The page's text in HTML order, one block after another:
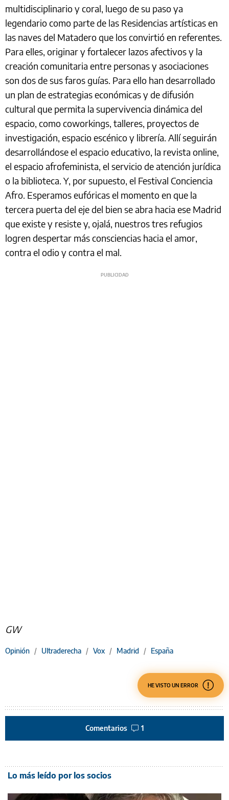
multidisciplinario y coral, luego de su paso ya
legendario como parte de las Residencias artísticas en
las naves del Matadero que los convirtió en referentes.
Para elles, originar y fortalecer lazos afectivos y la
creación comunitaria entre personas y asociaciones
son dos de sus faros guías. Para ello han desarrollado
un plan de estrategias económicas y de difusión
cultural que permita la supervivencia dinámica del
espacio, como coworkings, talleres, proyectos de
investigación, espacio escénico y librería. Allí seguirán
desarrollándose el espacio educativo, la revista online,
el espacio afrofeminista, el servicio de atención jurídica
o la biblioteca. Y, por supuesto, el Festival Conciencia
Afro. Esperamos eufóricas el momento en que la
tercera puerta del eje del bien se abra hacia ese Madrid
que existe y resiste y, ojalá, nuestros tres refugios
logren despertar más consciencias hacia el amor,
contra el odio y contra el mal.
GW
Opinión / Ultraderecha / Vox / Madrid / España
HE VISTO UN ERROR
Comentarios 1
Lo más leído por los socios